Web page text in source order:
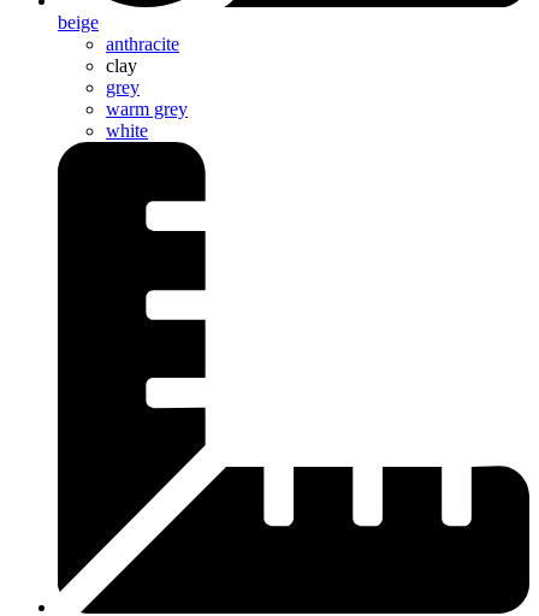
beige
anthracite
clay
grey
warm grey
white